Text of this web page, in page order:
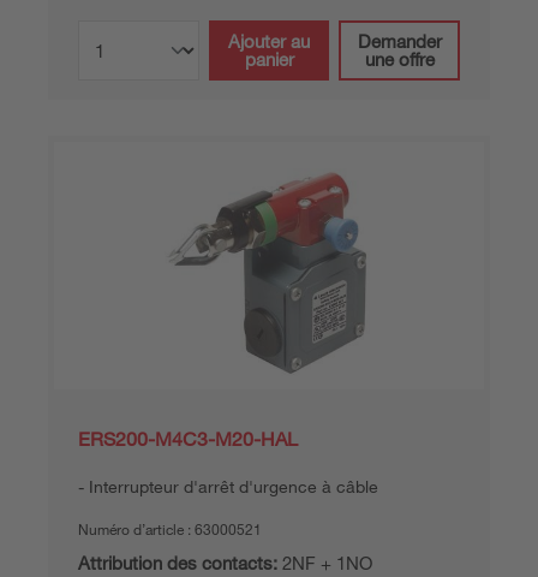
Ajouter au
panier
Demander
une offre
ERS200-M4C3-M20-HAL
Interrupteur d'arrêt d'urgence à câble
Numéro d’article : 63000521
Attribution des contacts: 2NF + 1NO